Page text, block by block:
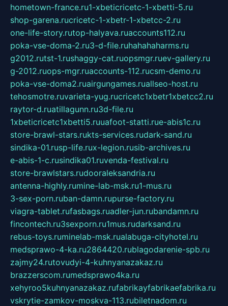
hometown-france.ru1-xbeticricetc-1-xbetti-5.ru
shop-garena.rucricetc-1-xbetr-1-xbetcc-2.ru
one-life-story.rutop-halyava.ruaccounts112.ru
poka-vse-doma-2.ru3-d-file.ruhahahaharms.ru
g2012.rutst-1.rushaggy-cat.ruopsmgr.ruev-gallery.ru
g-2012.ruops-mgr.ruaccounts-112.rucsm-demo.ru
poka-vse-doma2.ruairgungames.ruallseo-host.ru
tehosmotre.ruvarieta-yug.rucricetc1xbetr1xbetcc2.ru
raytor-d.ruatillagunn.ru3d-file.ru
1xbeticricetc1xbetti5.ruuafoot-statti.rue-abis1c.ru
store-brawl-stars.rukts-services.rudark-sand.ru
sindika-01.rusp-life.rux-legion.rusib-archives.ru
e-abis-1-c.rusindika01.ruvenda-festival.ru
store-brawlstars.rudooraleksandria.ru
antenna-highly.rumine-lab-msk.ru1-mus.ru
3-sex-porn.ruban-damn.rupurse-factory.ru
viagra-tablet.rufasbags.ruadler-jun.rubandamn.ru
fincontech.ru3sexporn.ru1mus.rudarksand.ru
rebus-toys.ruminelab-msk.rualabuga-cityhotel.ru
medsprawo-4-ka.ru2864420.rublagodarenie-spb.ru
zajmy24.rutovudyi-4-kuhnyanazakaz.ru
brazzerscom.rumedsprawo4ka.ru
xehyroo5kuhnyanazakaz.rufabrikayfabrikaefabrika.ru
vskrytie-zamkov-moskva-113.rubiletnadom.ru